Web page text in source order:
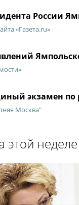
России
«Газета.ru»
экзамен по
Москва"
этой неделе